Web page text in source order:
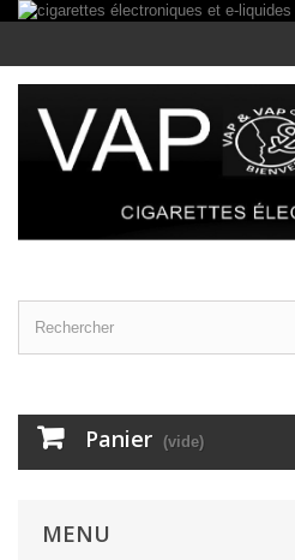
Panier (vide)
MENU